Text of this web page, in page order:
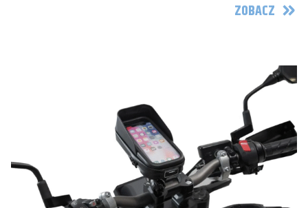
ZOBACZ